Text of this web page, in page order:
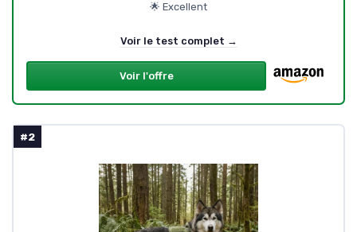
🌟 Excellent
Voir le test complet →
Voir l'offre
#2